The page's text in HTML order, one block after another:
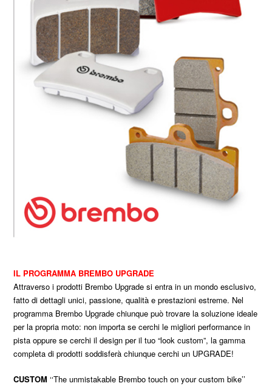
IL PROGRAMMA BREMBO UPGRADE
Attraverso i prodotti Brembo Upgrade si entra in un mondo esclusivo,
fatto di dettagli unici, passione, qualità e prestazioni estreme. Nel
programma Brembo Upgrade chiunque può trovare la soluzione ideale
per la propria moto: non importa se cerchi le migliori performance in
pista oppure se cerchi il design per il tuo “look custom”, la gamma
completa di prodotti soddisferà chiunque cerchi un UPGRADE!
CUSTOM ‘‘The unmistakable Brembo touch on your custom bike’’